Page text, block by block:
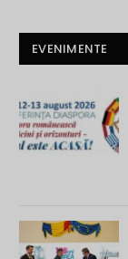
EVENIMENTE